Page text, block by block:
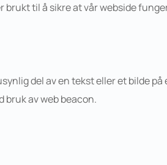
brukt til å sikre at vår webside
del av en tekst eller et bilde
bruk av web beacon.